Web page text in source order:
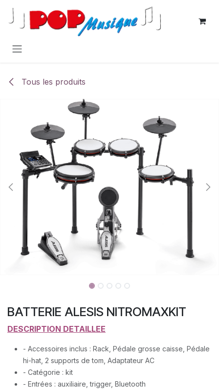
Se rendre au contenu
Tous les produits
BATTERIE ALESIS NITROMAXKIT
DESCRIPTION DETAILLEE
- Accessoires inclus : Rack, Pédale grosse caisse, Pédale
hi-hat, 2 supports de tom, Adaptateur AC
- Catégorie : kit
- Entrées : auxiliaire, trigger, Bluetooth